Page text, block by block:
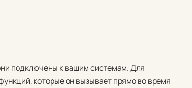
подключены к вашим системам. Для
которые он вызывает прямо во время